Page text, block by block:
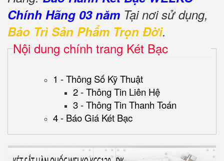
Chính Hãng 03 năm Tại nơi sử dụng,
Bảo Trì Sản Phẩm Trọn Đời.
Nội dung chính trang Két Bạc
1 - Thông Số Kỹ Thuật
2 - Thông Tin Liên Hệ
3 - Thông Tin Thanh Toán
4 - Báo Giá Két Bạc